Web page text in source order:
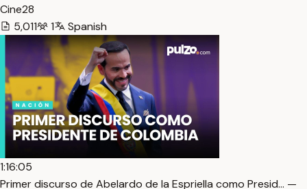
Cine28
5,011
1 Spanish
1:16:05
Primer discurso de Abelardo de la Espriella como Presid… —